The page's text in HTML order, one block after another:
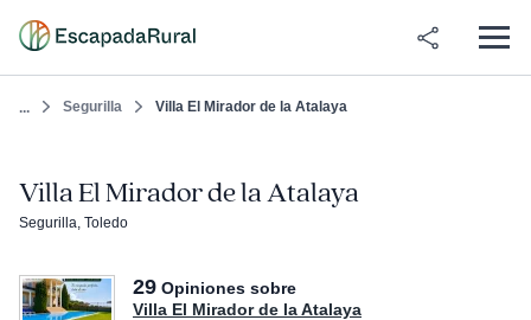
... Segurilla Villa El Mirador de la Atalaya
Villa El Mirador de la Atalaya
Segurilla, Toledo
29 Opiniones sobre
Villa El Mirador de la Atalaya